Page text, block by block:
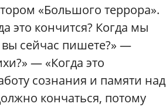
«Большого террора».
это кончится? Когда мы
вы сейчас пишете?» —
— «Когда это
сознания и памяти над
кончаться, потому